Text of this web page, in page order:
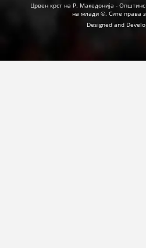
Црвен крст на Р. Македонија -
на млади ©. Сите права
Designed and